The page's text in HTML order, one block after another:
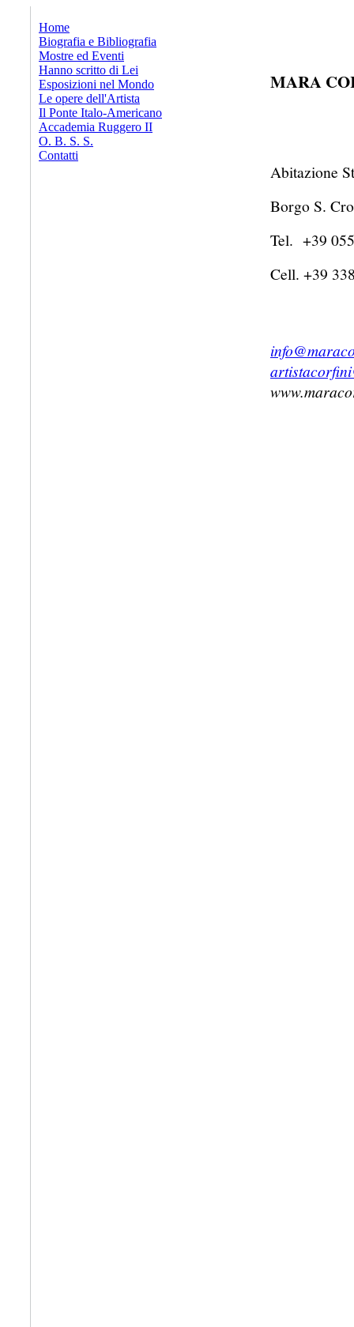
Home
Biografia e Bibliografia
Mostre ed Eventi
Hanno scritto di Lei
Esposizioni nel Mondo
Le opere dell'Artista
Il Ponte Italo-Americano
Accademia Ruggero II
O. B. S. S.
Contatti
MARA
Abitazione
Borgo S.
Tel. +39
Cell. +39